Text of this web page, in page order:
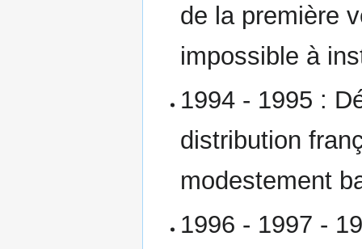
de la première
impossible à
1994 - 1995 :
distribution
modestement
1996 - 1997 -